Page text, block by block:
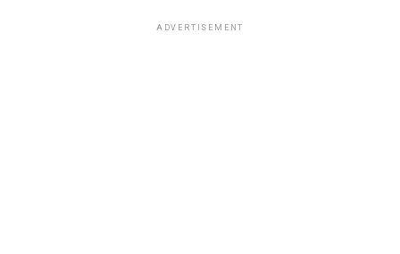
ADVERTISEMENT